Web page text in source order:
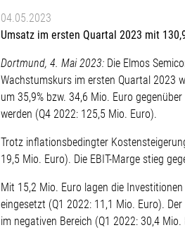
04.05.2023
Umsatz im ersten Quartal 2023 mit
Dortmund, 4. Mai 2023: Die Elmos
Wachstumskurs im ersten Quartal 2023
um 35,9% bzw. 34,6 Mio. Euro
werden (Q4 2022: 125,5 Mio. Euro).
Trotz inflationsbedingter
19,5 Mio. Euro). Die EBIT-Marge stieg
Mit 15,2 Mio. Euro lagen die
eingesetzt (Q1 2022: 11,1 Mio. Euro).
im negativen Bereich (Q1 2022: 30,4 Mio.